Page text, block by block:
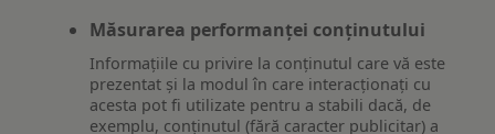
Măsurarea performanței conținutului
Informațiile cu privire la conținutul care vă este
prezentat și la modul în care interacționați cu
acesta pot fi utilizate pentru a stabili dacă, de
exemplu, conținutul (fără caracter publicitar) a